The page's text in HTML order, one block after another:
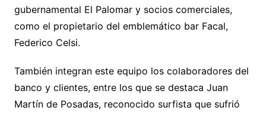
gubernamental El Palomar y socios comerciales,
como el propietario del emblemático bar Facal,
Federico Celsi.
También integran este equipo los colaboradores del
banco y clientes, entre los que se destaca Juan
Martín de Posadas, reconocido surfista que sufrió